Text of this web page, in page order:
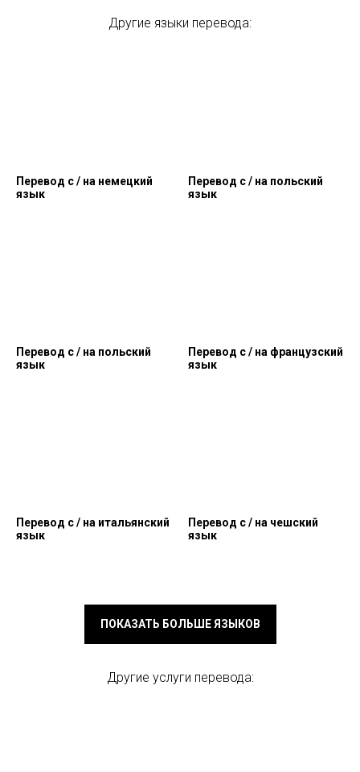
Другие языки перевода:
Перевод c / на немецкий
язык
Перевод c / на польский
язык
Перевод c / на польский
язык
Перевод c / на французский
язык
Перевод c / на итальянский
язык
Перевод c / на чешский
язык
ПОКАЗАТЬ БОЛЬШЕ ЯЗЫКОВ
Другие услуги перевода: